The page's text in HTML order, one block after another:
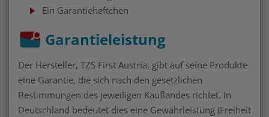
Ein Garantieheftchen
Garantieleistung
Der Hersteller, TZS First Austria, gibt auf seine Produkte
eine Garantie, die sich nach den gesetzlichen
Bestimmungen des jeweiligen Kauflandes richtet. In
Deutschland bedeutet dies eine Gewährleistung (Freiheit